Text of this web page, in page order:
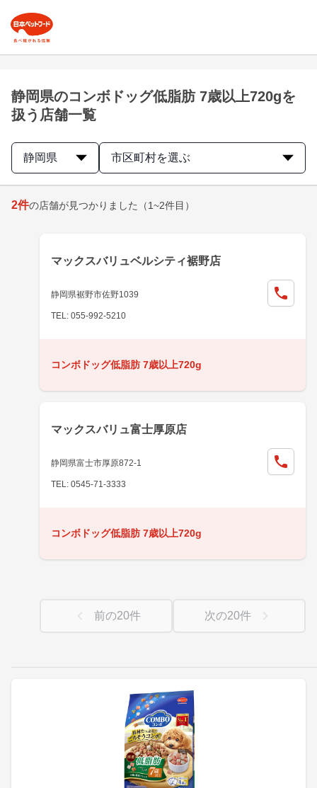
静岡県のコンボドッグ低脂肪 7歳以上720gを
扱う店舗一覧
静岡県 市区町村を選ぶ
2件の店舗が見つかりました （1~2件目）
マックスバリュベルシティ裾野店
静岡県裾野市佐野1039
TEL: 055-992-5210
コンボドッグ低脂肪 7歳以上720g
マックスバリュ富士厚原店
静岡県富士市厚原872-1
TEL: 0545-71-3333
コンボドッグ低脂肪 7歳以上720g
前の20件 次の20件